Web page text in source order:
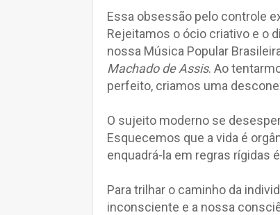
Essa obsessão pelo controle
Rejeitamos o ócio criativo e o
nossa Música Popular
Machado de Assis. Ao
perfeito, criamos uma
O sujeito moderno se
Esquecemos que a vida é
enquadrá-la em regras rígidas
Para trilhar o caminho da
inconsciente e a nossa